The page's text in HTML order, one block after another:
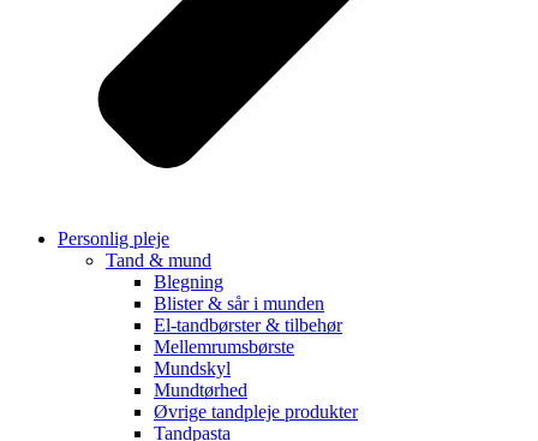
Personlig pleje
Tand & mund
Blegning
Blister & sår i munden
El-tandbørster & tilbehør
Mellemrumsbørste
Mundskyl
Mundtørhed
Øvrige tandpleje produkter
Tandpasta